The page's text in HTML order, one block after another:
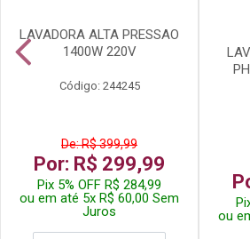
LAVADORA ALTA PRESSAO
1400W 220V
Código: 244245
De: R$ 399,99
Por: R$ 299,99
Pix 5% OFF R$ 284,99
ou em até 5x R$ 60,00 Sem
Juros
ou